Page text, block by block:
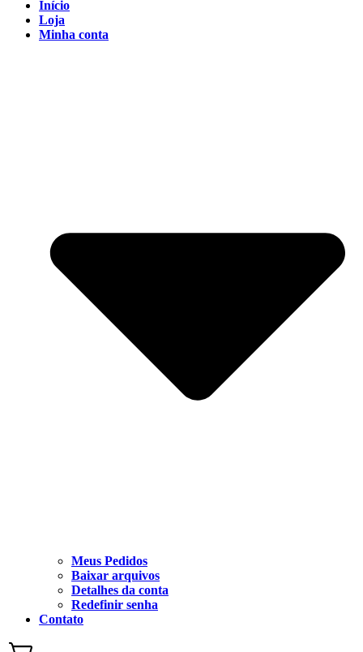
Início
Loja
Minha conta
Meus Pedidos
Baixar arquivos
Detalhes da conta
Redefinir senha
Contato